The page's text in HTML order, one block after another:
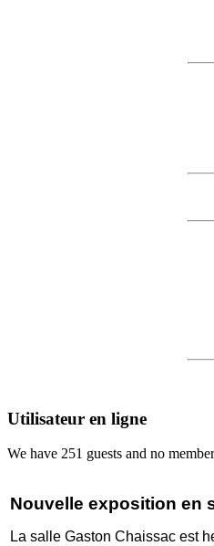
Utilisateur en ligne
We have 251 guests and no
Nouvelle exposition en
La salle Gaston Chaissac est